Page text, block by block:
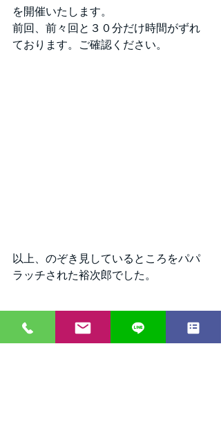
を開催いたします。
前回、前々回と３０分だけ時間がずれ
ております。ご確認ください。
以上、のぞき見しているところをパパ
ラッチされた裕次郎でした。
２５日もたくさんのご参加、お待ちし